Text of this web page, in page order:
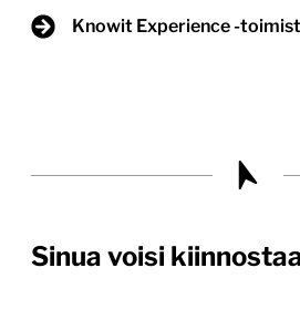
Knowit Experience -
Sinua voisi